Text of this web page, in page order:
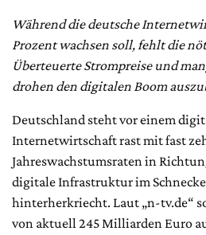
Während die deutsche
Prozent wachsen soll, fehlt die
Überteuerte Strompreise und
drohen den digitalen Boom
Deutschland steht vor einem
Internetwirtschaft rast mit fast
Jahreswachstumsraten in
digitale Infrastruktur im
hinterherkriecht. Laut „n-tv.de“
von aktuell 245 Milliarden Euro